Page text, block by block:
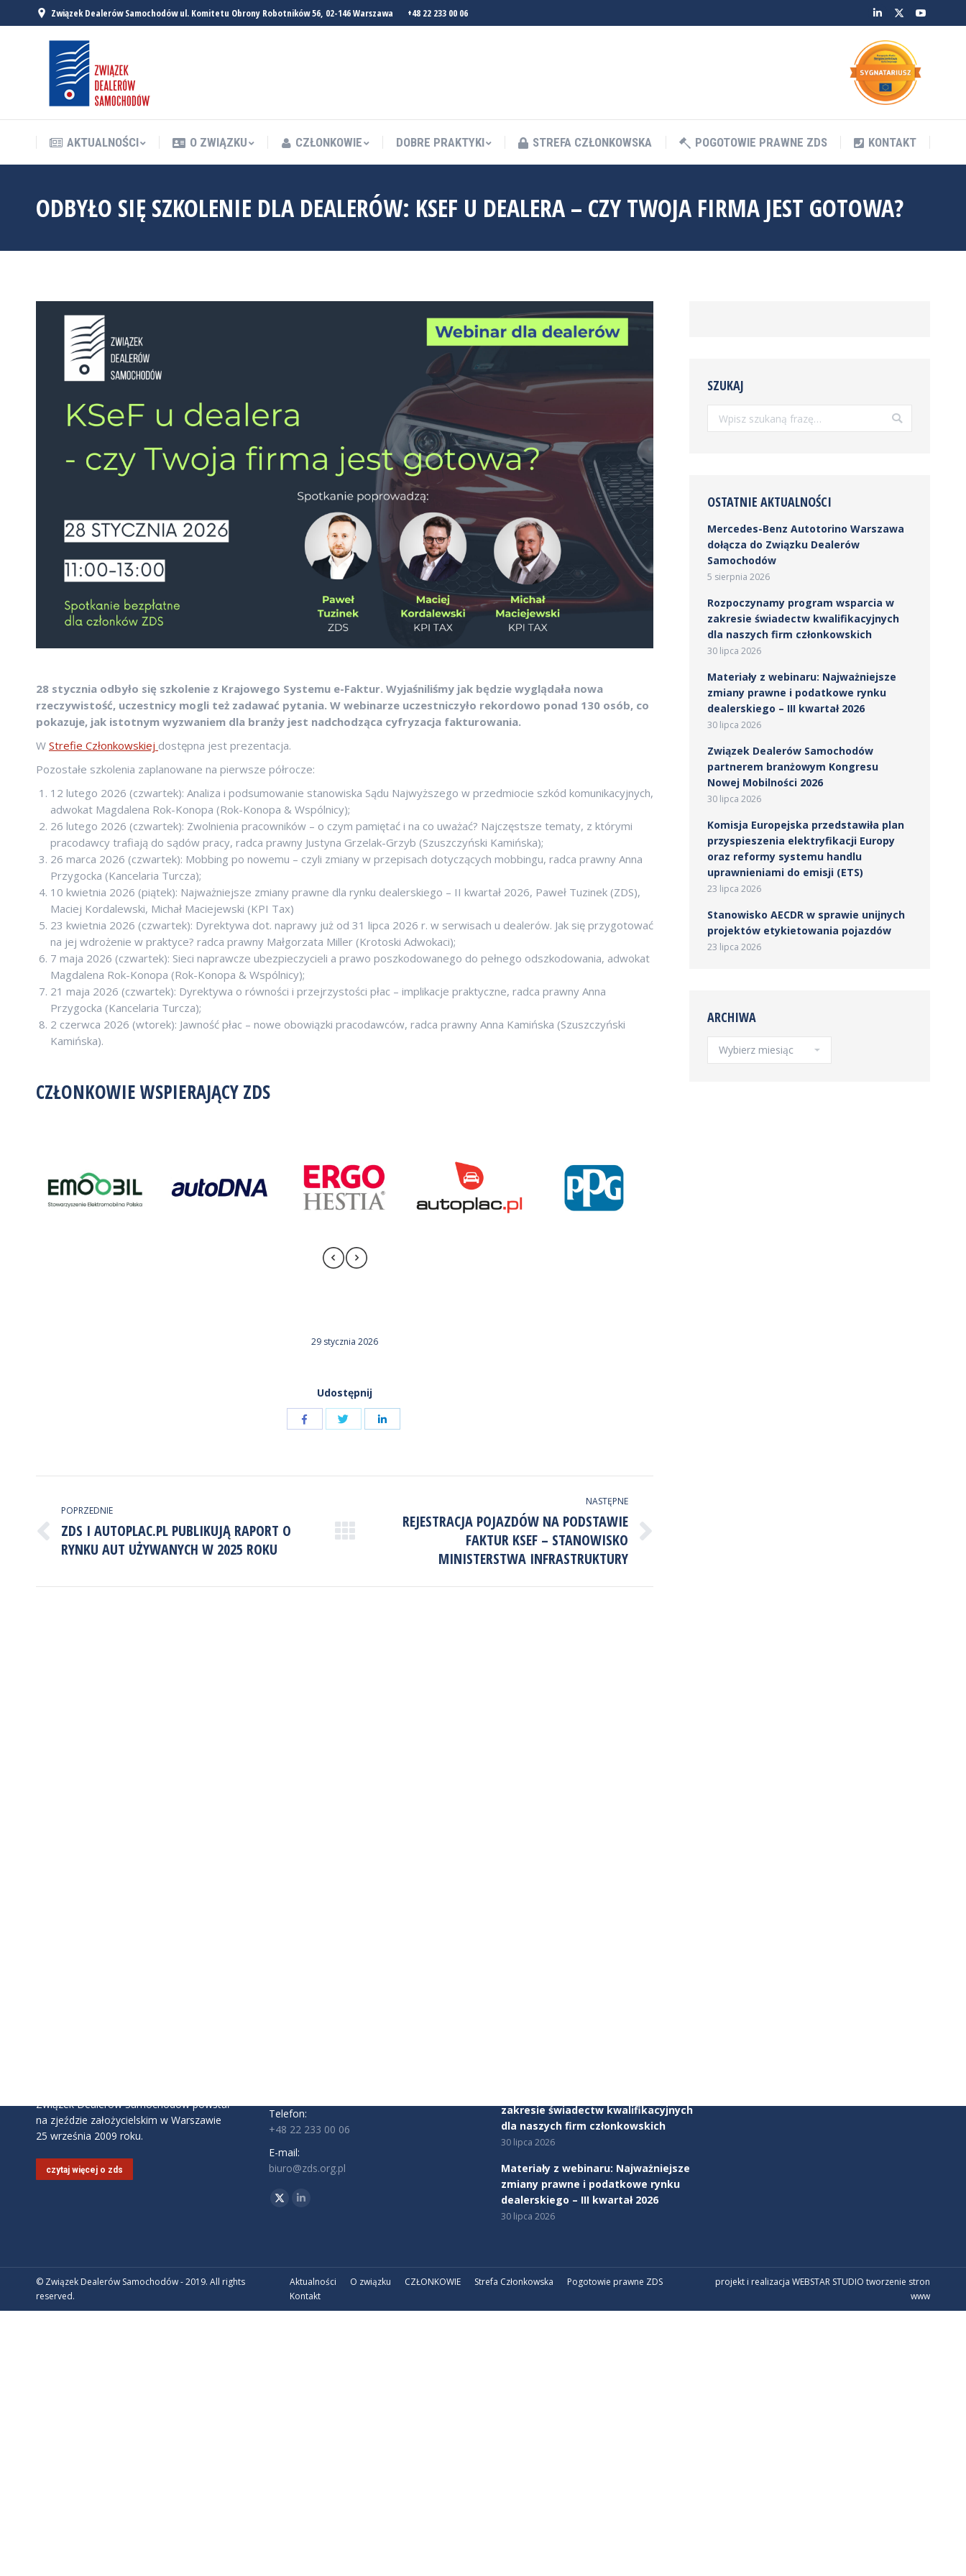
Związek Dealerów Samochodów ul. Komitetu Obrony Robotników 56, 02-146 Warszawa +48 22 233 00 06
LinkedinTwitterYouTube
AKTUALNOŚCI O ZWIĄZKU CZŁONKOWIE DOBRE PRAKTYKI STREFA CZŁONKOWSKA POGOTOWIE PRAWNE ZDS KONTAKT
ODBYŁO SIĘ SZKOLENIE DLA DEALERÓW: KSEF U DEALERA – CZY TWOJA FIRMA JEST GOTOWA?
28 stycznia odbyło się szkolenie z Krajowego Systemu e-Faktur. Wyjaśniliśmy jak będzie wyglądała nowa
rzeczywistość, uczestnicy mogli też zadawać pytania. W webinarze uczestniczyło rekordowo ponad 130 osób, co
pokazuje, jak istotnym wyzwaniem dla branży jest nadchodząca cyfryzacja fakturowania.
W Strefie Członkowskiej dostępna jest prezentacja.
Pozostałe szkolenia zaplanowane na pierwsze półrocze:
12 lutego 2026 (czwartek): Analiza i podsumowanie stanowiska Sądu Najwyższego w przedmiocie szkód komunikacyjnych,
adwokat Magdalena Rok-Konopa (Rok-Konopa & Wspólnicy);
26 lutego 2026 (czwartek): Zwolnienia pracowników – o czym pamiętać i na co uważać? Najczęstsze tematy, z którymi
pracodawcy trafiają do sądów pracy, radca prawny Justyna Grzelak-Grzyb (Szuszczyński Kamińska);
26 marca 2026 (czwartek): Mobbing po nowemu – czyli zmiany w przepisach dotyczących mobbingu, radca prawny Anna
Przygocka (Kancelaria Turcza);
10 kwietnia 2026 (piątek): Najważniejsze zmiany prawne dla rynku dealerskiego – II kwartał 2026, Paweł Tuzinek (ZDS),
Maciej Kordalewski, Michał Maciejewski (KPI Tax)
23 kwietnia 2026 (czwartek): Dyrektywa dot. naprawy już od 31 lipca 2026 r. w serwisach u dealerów. Jak się przygotować
na jej wdrożenie w praktyce? radca prawny Małgorzata Miller (Krotoski Adwokaci);
7 maja 2026 (czwartek): Sieci naprawcze ubezpieczycieli a prawo poszkodowanego do pełnego odszkodowania, adwokat
Magdalena Rok-Konopa (Rok-Konopa & Wspólnicy);
21 maja 2026 (czwartek): Dyrektywa o równości i przejrzystości płac – implikacje praktyczne, radca prawny Anna
Przygocka (Kancelaria Turcza);
2 czerwca 2026 (wtorek): Jawność płac – nowe obowiązki pracodawców, radca prawny Anna Kamińska (Szuszczyński
Kamińska).
CZŁONKOWIE WSPIERAJĄCY ZDS
29 stycznia 2026
Udostępnij
UdostępnijUdostępnijUdostępnij
WPISÓW
POPRZEDNIE
Poprzedni
wpis:
ZDS I AUTOPLAC.PL PUBLIKUJĄ RAPORT O
RYNKU AUT UŻYWANYCH W 2025 ROKU
NASTĘPNE
REJESTRACJA POJAZDÓW NA PODSTAWIE
FAKTUR KSEF – STANOWISKO
MINISTERSTWA INFRASTRUKTURY
SZUKAJ
OSTATNIE AKTUALNOŚCI
Mercedes-Benz Autotorino Warszawa
dołącza do Związku Dealerów
Samochodów
5 sierpnia 2026
Rozpoczynamy program wsparcia w
zakresie świadectw kwalifikacyjnych
dla naszych firm członkowskich
30 lipca 2026
Materiały z webinaru: Najważniejsze
zmiany prawne i podatkowe rynku
dealerskiego – III kwartał 2026
30 lipca 2026
Związek Dealerów Samochodów
partnerem branżowym Kongresu
Nowej Mobilności 2026
30 lipca 2026
Komisja Europejska przedstawiła plan
przyspieszenia elektryfikacji Europy
oraz reformy systemu handlu
uprawnieniami do emisji (ETS)
23 lipca 2026
Stanowisko AECDR w sprawie unijnych
projektów etykietowania pojazdów
23 lipca 2026
ARCHIWA
Archiwa
Związek Dealerów Samochodów powstał
na zjeździe założycielskim w Warszawie
25 września 2009 roku.
czytaj więcej o zds
Telefon:
+48 22 233 00 06
E-mail:
biuro@zds.org.pl
Znajdź nas na:
TwitterLinkedin
zakresie świadectw kwalifikacyjnych
dla naszych firm członkowskich
30 lipca 2026
Materiały z webinaru: Najważniejsze
zmiany prawne i podatkowe rynku
dealerskiego – III kwartał 2026
30 lipca 2026
© Związek Dealerów Samochodów - 2019. All rights
reserved.
Aktualności O związku CZŁONKOWIE Strefa Członkowska
Pogotowie prawne ZDS
Kontakt
projekt i realizacja WEBSTAR STUDIO tworzenie stron
www
AKTUALNOŚCI O ZWIĄZKU CZŁONKOWIE DOBRE PRAKTYKI STREFA CZŁONKOWSKA POGOTOWIE PRAWNE ZDS KONTAKT